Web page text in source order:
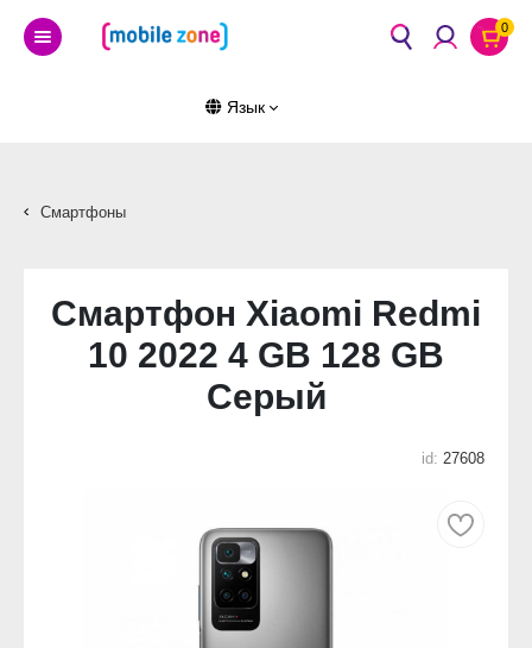
0
Язык
Смартфоны
Смартфон Xiaomi Redmi
10 2022 4 GB 128 GB
Серый
id: 27608